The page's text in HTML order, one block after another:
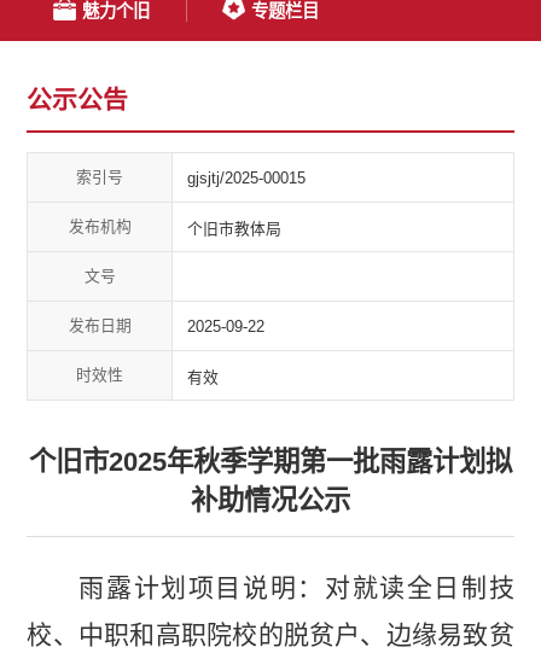
魅力个旧 专题栏目
公示公告
索引号 gjsjtj/2025-00015
发布机构 个旧市教体局
文号
发布日期 2025-09-22
时效性 有效
个旧市2025年秋季学期第一批雨露计划拟
补助情况公示
雨露计划项目说明：对就读全日制技
校、中职和高职院校的脱贫户、边缘易致贫